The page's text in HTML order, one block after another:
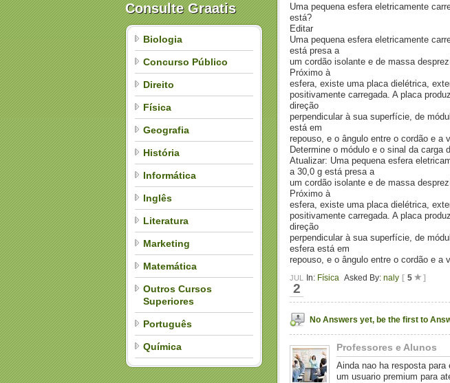
Consulte Graatis
Biologia
Concurso Público
Direito
Física
Geografia
História
Informática
Inglês
Literatura
Marketing
Matemática
Outros Cursos
Superiores
Português
Química
Uma pequena esfera eletricamente
está?
Editar
Uma pequena esfera eletricamente
está presa a
um cordão isolante e de massa
Próximo à
esfera, existe uma placa dielétrica,
positivamente carregada. A placa
direção
perpendicular à sua superfície, de
está em
repouso, e o ângulo entre o cordão e a
Determine o módulo e o sinal da carga
Atualizar: Uma pequena esfera
a 30,0 g está presa a
um cordão isolante e de massa
Próximo à
esfera, existe uma placa dielétrica,
positivamente carregada. A placa
direção
perpendicular à sua superfície, de
esfera está em
repouso, e o ângulo entre o cordão e a
In: Física Asked By: naly [ 5 ]
JUL
2
No Answers yet, be the first to
Professores e Alunos
Ainda nao ha resposta
um usuario premium para